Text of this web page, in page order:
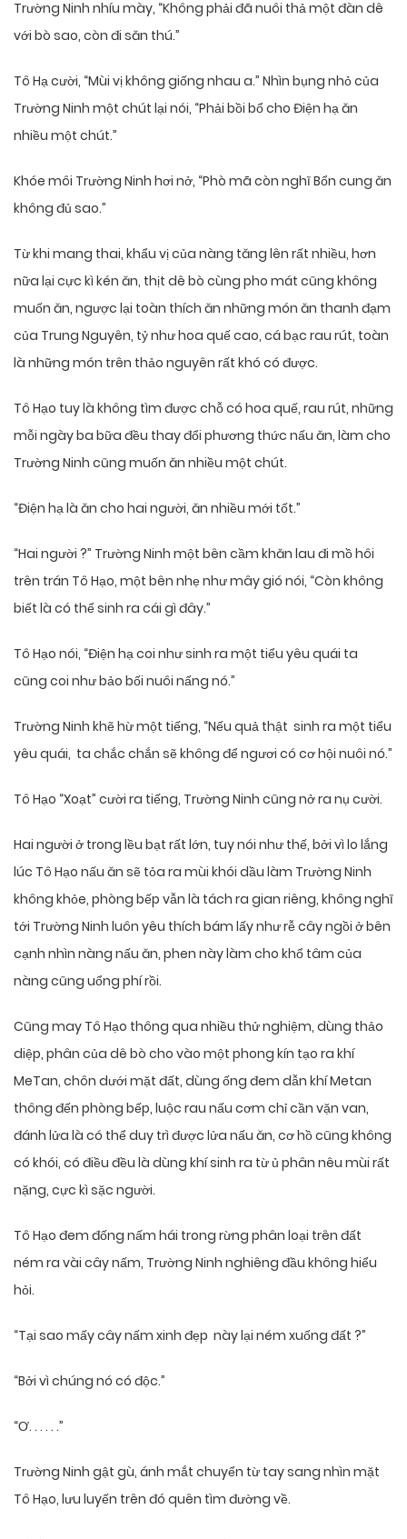
Trường Ninh nhíu mày, “Không phải đã nuôi thả một đàn dê
với bò sao, còn đi săn thú.”
Tô Hạ cười, “Mùi vị không giống nhau a.” Nhìn bụng nhỏ của
Trường Ninh một chút lại nói, “Phải bồi bổ cho Điện hạ ăn
nhiều một chút.”
Khóe môi Trường Ninh hơi nở, “Phò mã còn nghĩ Bổn cung ăn
không đủ sao.”
Từ khi mang thai, khẩu vị của nàng tăng lên rất nhiều, hơn
nữa lại cực kì kén ăn, thịt dê bò cùng pho mát cũng không
muốn ăn, ngược lại toàn thích ăn những món ăn thanh đạm
của Trung Nguyên, tỷ như hoa quế cao, cá bạc rau rút, toàn
là những món trên thảo nguyên rất khó có được.
Tô Hạo tuy là không tìm được chỗ có hoa quế, rau rút, những
mỗi ngày ba bữa đều thay đổi phương thức nấu ăn, làm cho
Trường Ninh cũng muốn ăn nhiều một chút.
“Điện hạ là ăn cho hai người, ăn nhiều mới tốt.”
“Hai người ?” Trường Ninh một bên cầm khăn lau đi mồ hôi
trên trán Tô Hạo, một bên nhẹ như mây gió nói, “Còn không
biết là có thể sinh ra cái gì đây.”
Tô Hạo nói, “Điện hạ coi như sinh ra một tiểu yêu quái ta
cũng coi như bảo bối nuôi nấng nó.”
Trường Ninh khẽ hừ một tiếng, “Nếu quả thật sinh ra một tiểu
yêu quái, ta chắc chắn sẽ không để ngươi có cơ hội nuôi nó.”
Tô Hạo “Xoạt” cười ra tiếng, Trường Ninh cũng nở ra nụ cười.
Hai người ở trong lều bạt rất lớn, tuy nói như thế, bởi vì lo lắng
lúc Tô Hạo nấu ăn sẽ tỏa ra mùi khói dầu làm Trường Ninh
không khỏe, phòng bếp vẫn là tách ra gian riêng, không nghĩ
tới Trường Ninh luôn yêu thích bám lấy như rễ cây ngồi ở bên
cạnh nhìn nàng nấu ăn, phen này làm cho khổ tâm của
nàng cũng uổng phí rồi.
Cũng may Tô Hạo thông qua nhiều thử nghiệm, dùng thảo
diệp, phân của dê bò cho vào một phong kín tạo ra khí
MeTan, chôn dưới mặt đất, dùng ống đem dẫn khí Metan
thông đến phòng bếp, luộc rau nấu cơm chỉ cần vặn van,
đánh lửa là có thể duy trì được lửa nấu ăn, cơ hồ cũng không
có khói, có điều đều là dùng khí sinh ra từ ủ phân nêu mùi rất
nặng, cực kì sặc người.
Tô Hạo đem đống nấm hái trong rừng phân loại trên đất
ném ra vài cây nấm, Trường Ninh nghiêng đầu không hiểu
hỏi.
“Tại sao mấy cây nấm xinh đẹp này lại ném xuống đất ?”
“Bởi vì chúng nó có độc.”
“Ơ. . . . . .”
Trường Ninh gật gù, ánh mắt chuyển từ tay sang nhìn mặt
Tô Hạo, lưu luyến trên đó quên tìm đường về.